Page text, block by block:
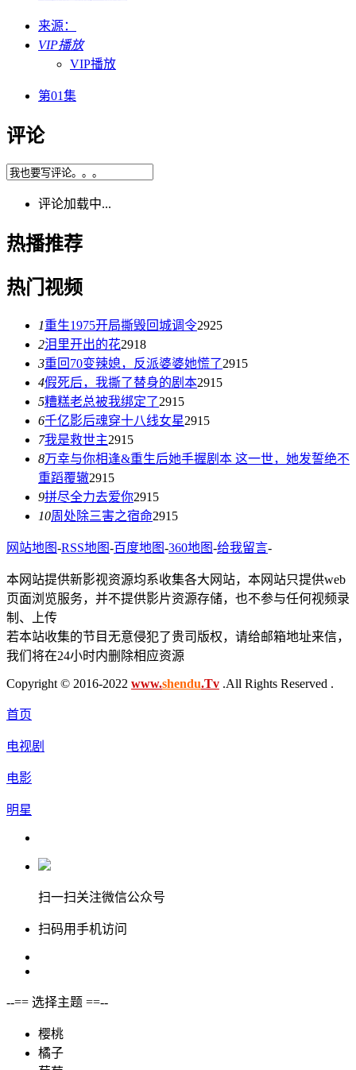
来源：
VIP播放
VIP播放
第01集
评论
评论加载中...
热播推荐
热门视频
1重生1975开局撕毁回城调令2925
2泪里开出的花2918
3重回70变辣媳，反派婆婆她慌了2915
4假死后，我撕了替身的剧本2915
5糟糕老总被我绑定了2915
6千亿影后魂穿十八线女星2915
7我是救世主2915
8万幸与你相逢&重生后她手握剧本 这一世，她发誓绝不
重蹈覆辙2915
9拼尽全力去爱你2915
10周处除三害之宿命2915
网站地图-RSS地图-百度地图-360地图-给我留言-
本网站提供新影视资源均系收集各大网站，本网站只提供web
页面浏览服务，并不提供影片资源存储，也不参与任何视频录
制、上传
若本站收集的节目无意侵犯了贵司版权，请给邮箱地址来信，
我们将在24小时内删除相应资源
Copyright © 2016-2022 www.shendu.Tv .All Rights Reserved .
首页
电视剧
电影
明星
扫一扫关注微信公众号
扫码用手机访问
--== 选择主题 ==--
樱桃
橘子